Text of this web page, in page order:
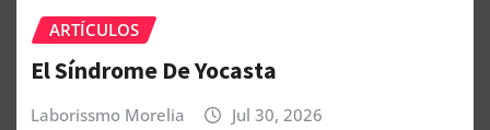
ARTÍCULOS
El Síndrome De Yocasta
Laborissmo Morelia Jul 30, 2026